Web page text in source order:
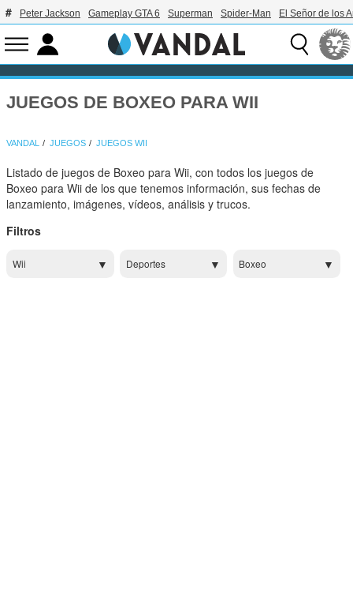
Peter Jackson Gameplay GTA 6 Superman Spider-Man El Señor de los
JUEGOS DE BOXEO PARA WII
VANDAL JUEGOS JUEGOS WII
Listado de juegos de Boxeo para Wii, con todos los juegos de
Boxeo para Wii de los que tenemos información, sus fechas de
lanzamiento, imágenes, vídeos, análisis y trucos.
Filtros
Wii Deportes Boxeo